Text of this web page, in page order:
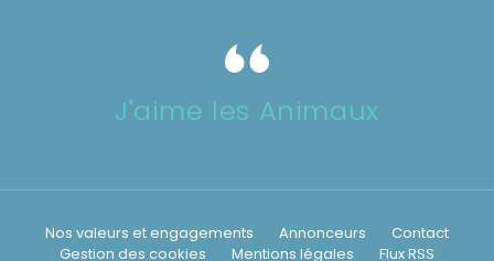
J'aime les Animaux
Nos valeurs et engagements Annonceurs
Contact
Gestion des cookies
Mentions légales Flux RSS